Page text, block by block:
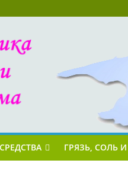
ГРЯЗЬ, СОЛЬ